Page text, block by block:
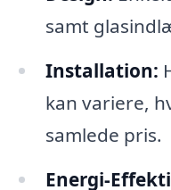
samt
Installation:
kan variere,
samlede pris.
Energi-